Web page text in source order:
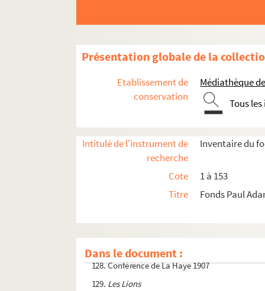
Présentation globale de la
Etablissement de
conservation
Médiathèque
Tous
Intitulé de l'instrument de
recherche
Inventaire du
Cote
1 à 153
Titre
Fonds Paul
Dans le document :
107. Etapes de carrière, maladies, contrats
108-109. Relations
110-111. Vie politique
112. Préface de laCité Prochaine
Le centenaire de Tilsitt
115. "Faut-il oublier Sedan ?" Lettre de J.L
116-122. Coupures de presse étrangères et
123. Portraits et caricatures. Campagne
124. Suppléments et doubles par œuvres et par
127. Théâtre. Pièces représentées.
128. Conférence de La Haye 1907
129. Les Lions